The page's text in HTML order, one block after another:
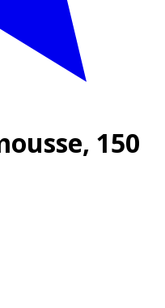
150